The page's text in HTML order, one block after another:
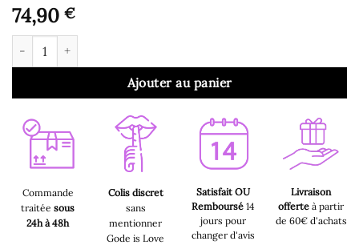
74,90 €
quantité de Gode Vibrant - Twin Sensation
Ajouter au panier
Commande
traitée sous
24h à 48h
Colis discret
sans
mentionner
Gode is Love
Satisfait OU
Remboursé14
jours pour
changer d'avis
Livraison
offerte à partir
de 60€ d'achats